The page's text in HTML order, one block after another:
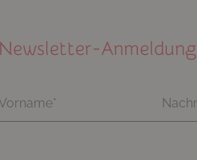
Newsletter-Anmeldung